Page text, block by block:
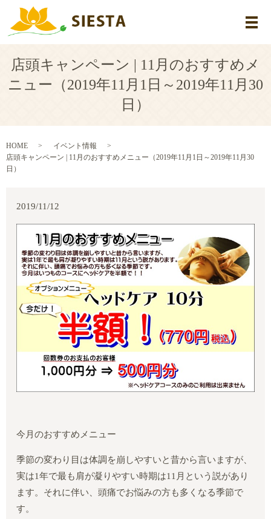
メ
店頭キャンペーン | 11月のおすすめメ
ニュー（2019年11月1日～2019年11月30
日）
HOME
イベント情報
店頭キャンペーン | 11月のおすすめメニュー（2019年11月1日～2019年11月30
日）
2019/11/12
今月のおすすめメニュー
季節の変わり目は体調を崩しやすいと昔から言いますが、
実は1年で最も肩が凝りやすい時期は11月という説があり
ます。それに伴い、頭痛でお悩みの方も多くなる季節で
す。